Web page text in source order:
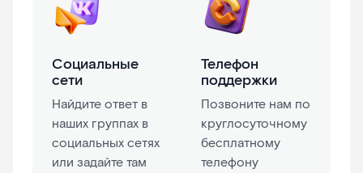
Социальные
сети
Найдите ответ в
наших группах в
социальных сетях
или задайте там
Телефон
поддержки
Позвоните нам по
круглосуточному
бесплатному
телефону